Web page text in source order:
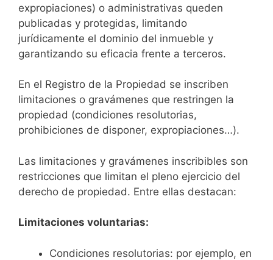
expropiaciones) o administrativas queden
publicadas y protegidas, limitando
jurídicamente el dominio del inmueble y
garantizando su eficacia frente a terceros.
En el Registro de la Propiedad se inscriben
limitaciones o gravámenes que restringen la
propiedad (condiciones resolutorias,
prohibiciones de disponer, expropiaciones…).
Las limitaciones y gravámenes inscribibles son
restricciones que limitan el pleno ejercicio del
derecho de propiedad. Entre ellas destacan:
Limitaciones voluntarias:
Condiciones resolutorias: por ejemplo, en